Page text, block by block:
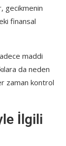
gecikmenin
finansal
maddi
da neden
zaman kontrol
İlgili